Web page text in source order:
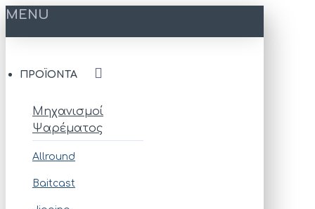
MENU
ΠΡΟΪΌΝΤΑ
Μηχανισμοί
Ψαρέματος
Allround
Baitcast